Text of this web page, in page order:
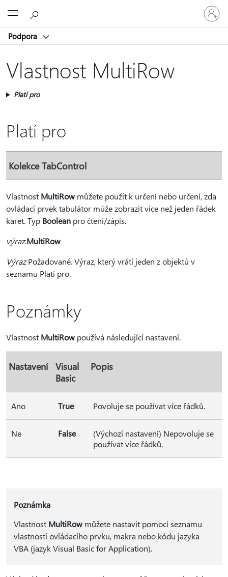
Podpora
Přihlaste
se
ke
účtu
Vlastnost MultiRow
Platí pro
Platí pro
Kolekce TabControl
Vlastnost MultiRow můžete použít k určení nebo určení, zda
ovládací prvek tabulátor může zobrazit více než jeden řádek
karet. Typ Boolean pro čtení/zápis.
výraz.MultiRow
VýrazPožadované. Výraz, který vrátí jeden z objektů v
seznamu Platí pro.
Poznámky
Vlastnost MultiRow používá následující nastavení.
Nastavení
Visual
Basic
Popis
Ano True Povoluje se používat více řádků.
Ne False
(Výchozí nastavení) Nepovoluje se
používat více řádků.
Poznámka
Vlastnost MultiRowmůžete nastavit pomocí seznamu
vlastností ovládacího prvku, makra nebo kódu jazyka
VBA (jazyk Visual Basic for Application).